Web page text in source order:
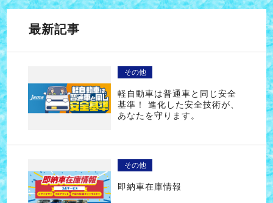
最新記事
その他
軽自動車は普通車と同じ安全
基準！ 進化した安全技術が、
あなたを守ります。
その他
即納車在庫情報